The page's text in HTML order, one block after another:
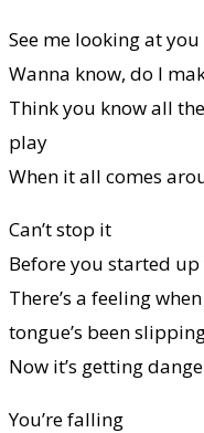
See me looking at
Wanna know, do I
Think you know all
play
When it all comes
Can’t stop it
Before you started
There’s a feeling
tongue’s been
Now it’s getting
You’re falling